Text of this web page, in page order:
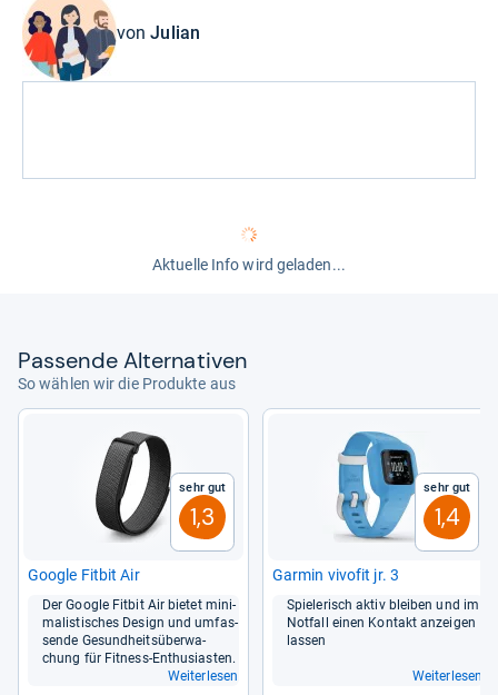
vonJulian
Aktuelle Info wird geladen...
Pas­sende Alter­na­ti­ven
So wählen wir die Produkte aus
Sehr gut
1,3
Goo­gle Fit­bit Air
Der Goo­gle Fit­bit Air bie­tet mini­
ma­lis­ti­sches Design und umfas­
sende Gesund­heits­über­wa­
chung für Fit­ness-​Enthu­sias­ten.
Weiterlesen
Sehr gut
1,4
Gar­min vivofit jr. 3
Spie­le­risch aktiv blei­ben und im
Not­fall einen Kon­takt anzei­gen
las­sen
Weiterlesen